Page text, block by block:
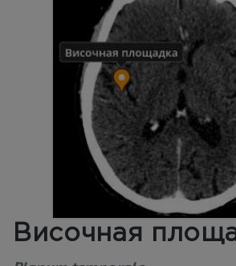
Височная